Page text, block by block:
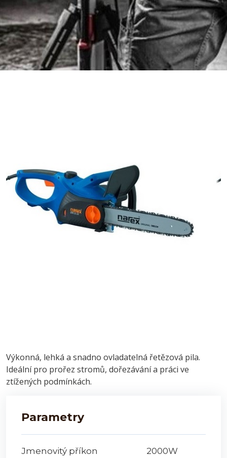
Výkonná, lehká a snadno ovladatelná řetězová pila.
Ideální pro prořez stromů, dořezávání a práci ve
ztížených podmínkách.
Parametry
Jmenovitý příkon 2000W